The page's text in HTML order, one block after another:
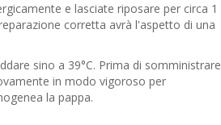
e lasciate riposare per circa 1
corretta avrà l'aspetto di una
sino a 39°C. Prima di somministrare
in modo vigoroso per
la pappa.